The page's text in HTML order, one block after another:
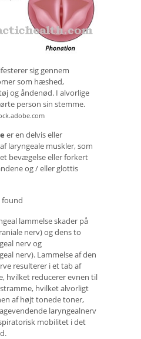
sig gennem
som hæshed,
og åndenød. I alvorlige
person sin stemme.
er en delvis eller
laryngeale muskler, som
bevægelse eller forkert
og / eller glottis
found
lammelse skader på
nerv) og dens to
nerv og
nerv). Lammelse af den
resulterer i et tab af
hvilket reducerer evnen til
hvilket alvorligt
af ​​højt tonede toner,
laryngealnerv
mobilitet i det